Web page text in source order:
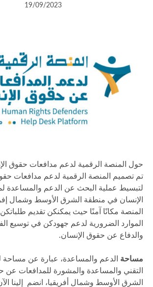
19/09/2023
حول المنصة الرقمية لدعم مدافعات حقوق
تم تصميم المنصة الرقمية لدعم مدافعات
لتبسيط عملية البحث عن الدعم والمساعدة
الإنسان في منطقة الشرق الأوسط وشمال
المنصة مكانًا آمنًا حيث يمكنكن تقديم
الموارد الضرورية لدعم جهودكن في توسيع
والدفاع عن حقوق الإنسان.
مساحة الدعم والمساعدة، عبارة عن مساحة
التقني والمساعدة والمشورة للمدافعات عن
الشرق الأوسط وشمال أفريقيا، انضمِ إلينا